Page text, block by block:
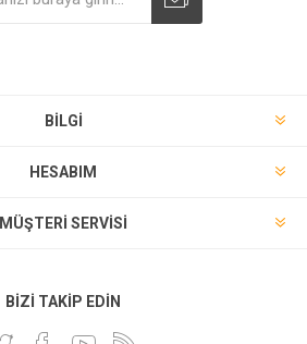
BILGI
HESABIM
MÜŞTERI SERVISI
BIZI TAKIP EDIN